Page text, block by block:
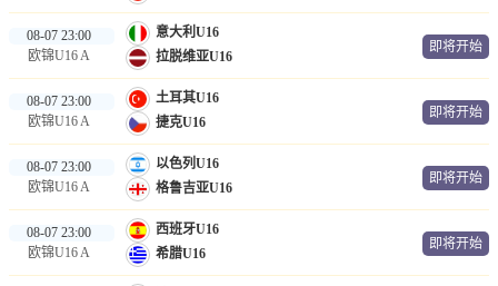
08-07 23:00
欧锦U16 A
意大利U16
拉脱维亚U16
即将开始
08-07 23:00
欧锦U16 A
土耳其U16
捷克U16
即将开始
08-07 23:00
欧锦U16 A
以色列U16
格鲁吉亚U16
即将开始
08-07 23:00
欧锦U16 A
西班牙U16
希腊U16
即将开始